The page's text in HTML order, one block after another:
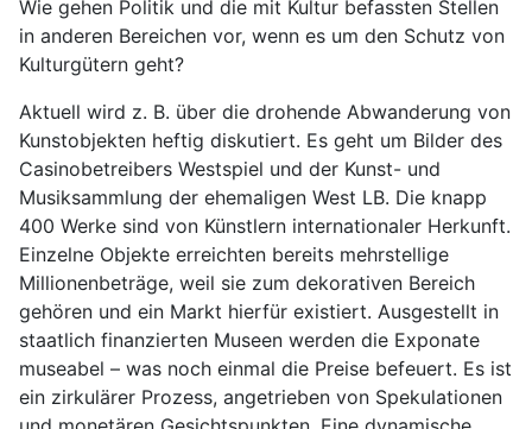
Wie gehen Politik und die mit Kultur befassten Stellen
in anderen Bereichen vor, wenn es um den Schutz von
Kulturgütern geht?
Aktuell wird z. B. über die drohende Abwanderung von
Kunstobjekten heftig diskutiert. Es geht um Bilder des
Casinobetreibers Westspiel und der Kunst- und
Musiksammlung der ehemaligen West LB. Die knapp
400 Werke sind von Künstlern internationaler Herkunft.
Einzelne Objekte erreichten bereits mehrstellige
Millionenbeträge, weil sie zum dekorativen Bereich
gehören und ein Markt hierfür existiert. Ausgestellt in
staatlich finanzierten Museen werden die Exponate
museabel – was noch einmal die Preise befeuert. Es ist
ein zirkulärer Prozess, angetrieben von Spekulationen